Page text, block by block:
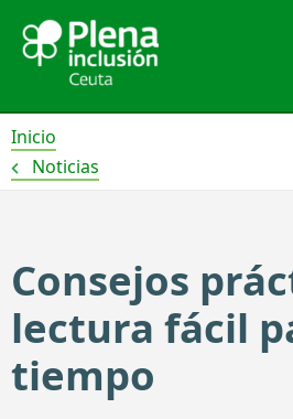
contenido
Inicio
Noticias
Consejos
lectura fácil
tiempo